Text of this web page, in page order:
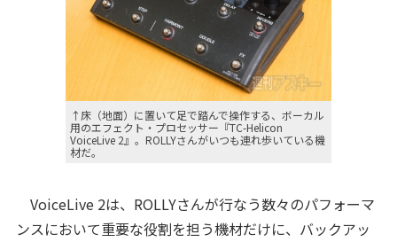
↑床（地面）に置いて足で踏んで操作する、ボーカル
用のエフェクト・プロセッサー『TC-Helicon
VoiceLive 2』。ROLLYさんがいつも連れ歩いている機
材だ。
VoiceLive 2は、ROLLYさんが行なう数々のパフォーマ
ンスにおいて重要な役割を担う機材だけに、バックアッ